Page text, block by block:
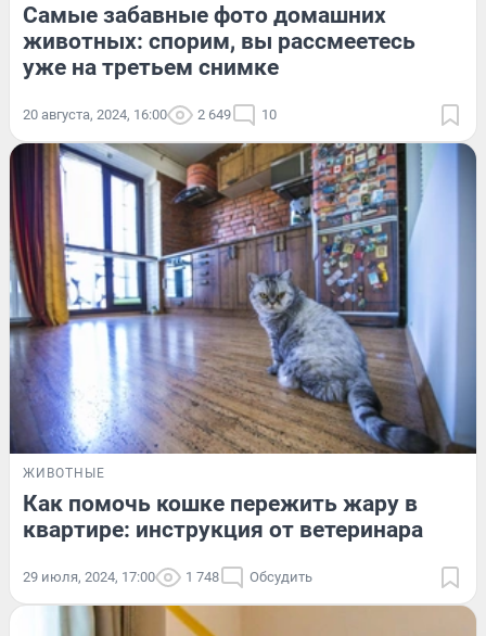
Самые забавные фото домашних
животных: спорим, вы рассмеетесь
уже на третьем снимке
20 августа, 2024, 16:00 2 649 10
ЖИВОТНЫЕ
Как помочь кошке пережить жару в
квартире: инструкция от ветеринара
29 июля, 2024, 17:00 1 748 Обсудить